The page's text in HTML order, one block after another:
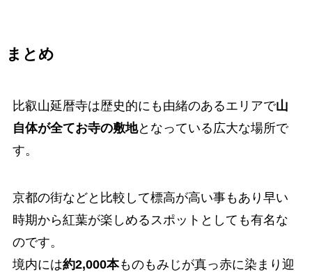
まとめ
比叡山延暦寺は歴史的にも由緒のあるエリアで山
自体が全てお寺の敷地となっている広大な場所で
す。
京都の街などと比較して標高が高い事もあり早い
時期から紅葉が楽しめるスポットとしても有名な
のです。
境内には約2,000本ものもみじが真っ赤に染まり迎